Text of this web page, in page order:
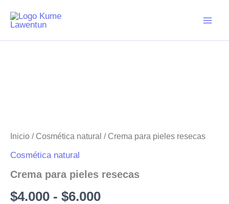
Inicio / Cosmética natural / Crema para pieles resecas
Cosmética natural
Crema para pieles resecas
$4.000 - $6.000Rango